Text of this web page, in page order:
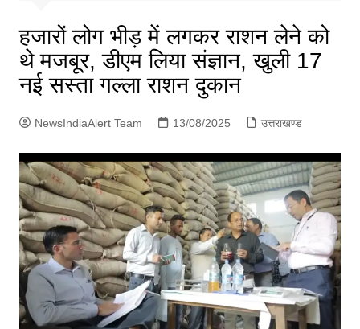
हजारों लोग भीड़ में लगकर राशन लेने को
थे मजबूर, डीएम लिया संज्ञान, खुली 17
नई सस्ता गल्ला राशन दुकान
NewsIndiaAlert Team 13/08/2025 उत्तराखण्ड
e